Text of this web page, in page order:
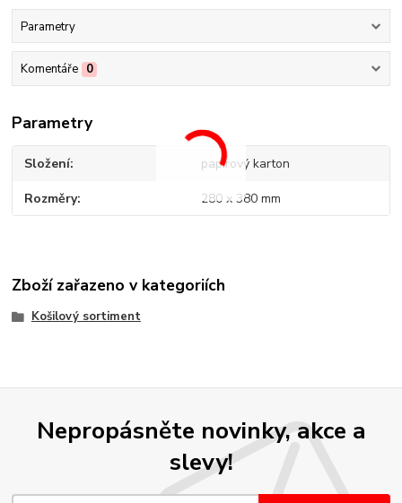
Parametry
Komentáře 0
Parametry
Složení papírový karton
Rozměry 280 x 380 mm
Zboží zařazeno v kategoriích
Košilový sortiment
Nepropásněte novinky, akce a
slevy!